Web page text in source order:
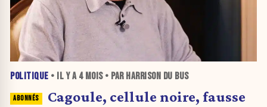
POLITIQUE • IL Y A 4 MOIS• PAR HARRISON DU BUS
Cagoule, cellule noire, fausse